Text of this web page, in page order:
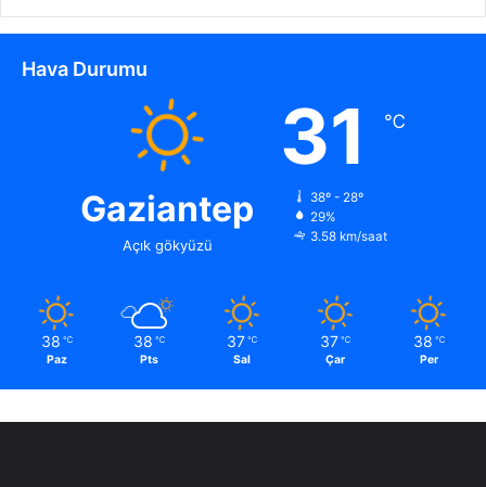
Hava Durumu
Gaziantep
Açık gökyüzü
31 ℃
38º - 28º
29%
3.58 km/saat
38 ℃
Paz
38 ℃
Pts
37 ℃
Sal
37 ℃
Çar
38 ℃
Per